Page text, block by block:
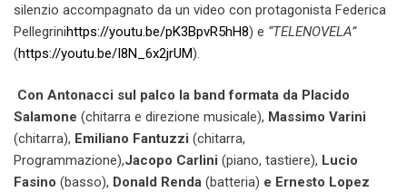
silenzio accompagnato da un video con protagonista Federica
Pellegrinihttps://youtu.be/pK3BpvR5hH8) e “TELENOVELA”
(https://youtu.be/I8N_6x2jrUM).
Con Antonacci sul palco la band formata da Placido
Salamone (chitarra e direzione musicale), Massimo Varini
(chitarra), Emiliano Fantuzzi (chitarra,
Programmazione),Jacopo Carlini (piano, tastiere), Lucio
Fasino (basso), Donald Renda (batteria) e Ernesto Lopez